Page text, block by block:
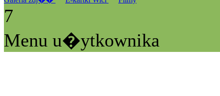
7
Menu u�ytkownika